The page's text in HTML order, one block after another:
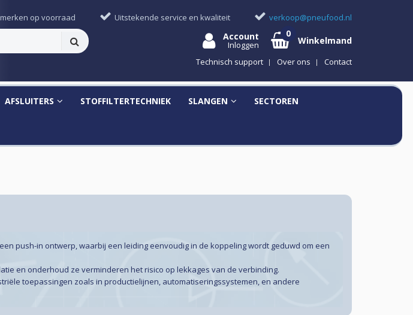
op voorraad Uitstekende service en kwaliteit verkoop@pneufood.nl
Account
Inloggen Winkelmand
Technisch support Over ons Contact
AFSLUITERS STOFFILTERTECHNIEK SLANGEN SECTOREN
push-in ontwerp, waarbij een leiding eenvoudig in de koppeling wordt geduwd om een
en onderhoud ze verminderen het risico op lekkages van de verbinding.
toepassingen zoals in productielijnen, automatiseringssystemen, en andere